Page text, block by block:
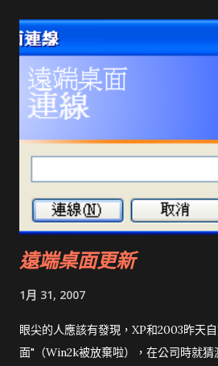
遠端桌面更新
1月 31, 2007
眼尖的人應該有發現，XP和2003昨天
面"（Win2k被放棄啦），在公司時就